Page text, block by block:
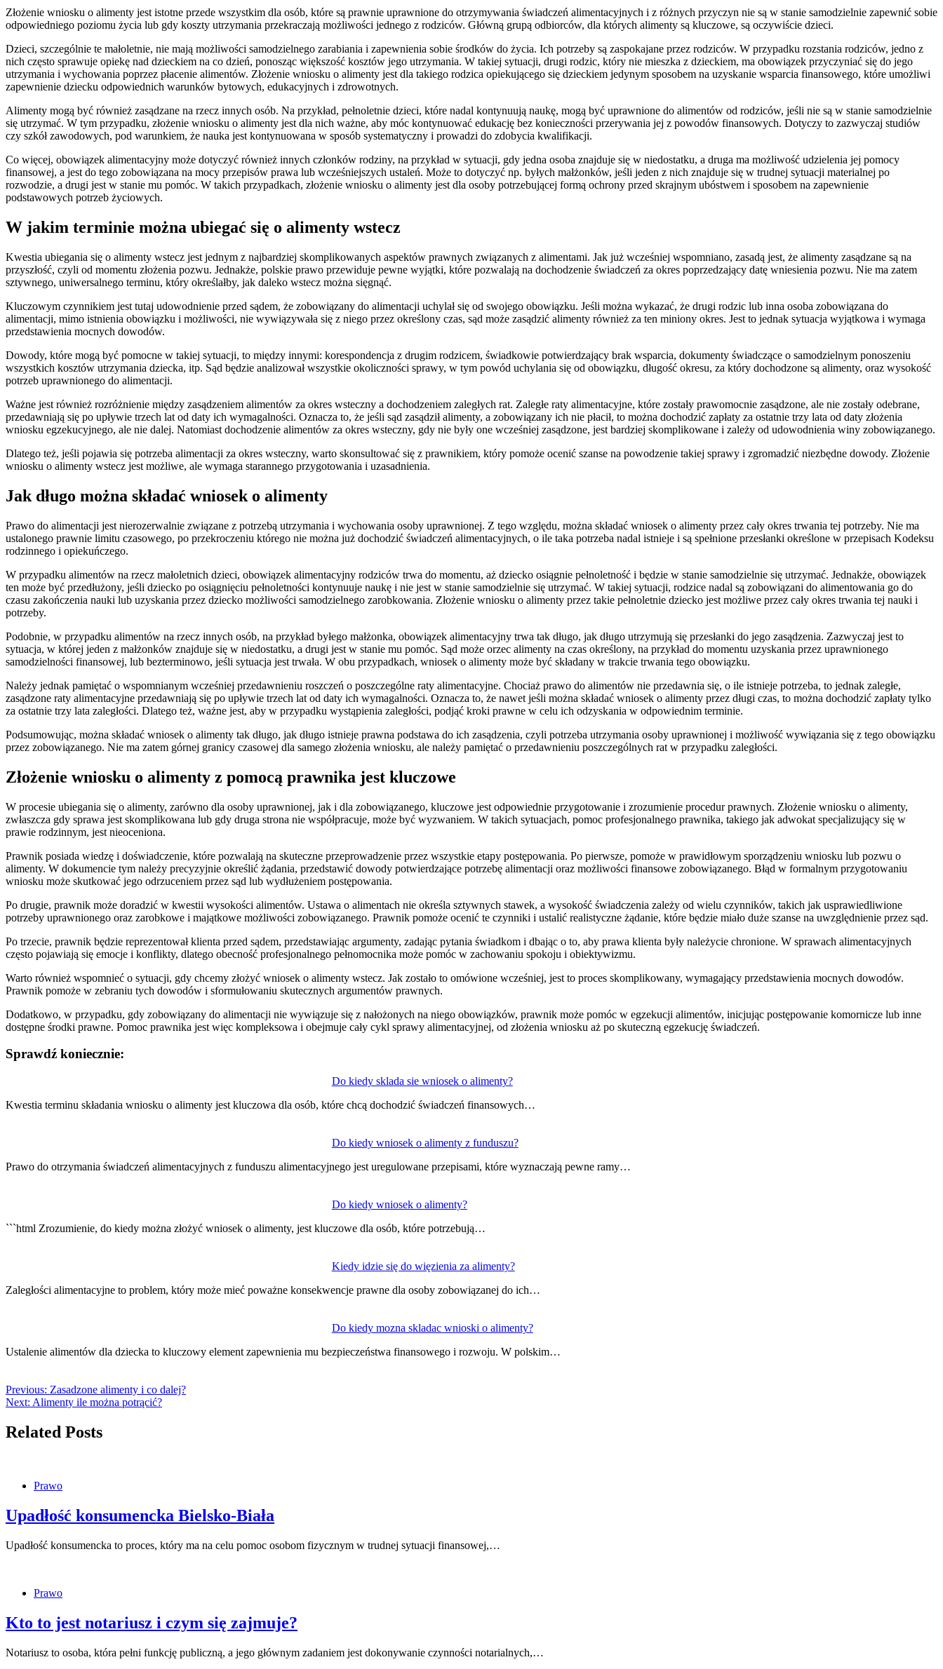
Złożenie wniosku o alimenty jest istotne przede wszystkim dla osób, które są prawnie uprawnione do otrzymywania świadczeń alimentacyjnych i z różnych przyczyn nie są w stanie samodzielnie zapewnić sobie
odpowiedniego poziomu życia lub gdy koszty utrzymania przekraczają możliwości jednego z rodziców. Główną grupą odbiorców, dla których alimenty są kluczowe, są oczywiście dzieci.
Dzieci, szczególnie te małoletnie, nie mają możliwości samodzielnego zarabiania i zapewnienia sobie środków do życia. Ich potrzeby są zaspokajane przez rodziców. W przypadku rozstania rodziców, jedno z
nich często sprawuje opiekę nad dzieckiem na co dzień, ponosząc większość kosztów jego utrzymania. W takiej sytuacji, drugi rodzic, który nie mieszka z dzieckiem, ma obowiązek przyczyniać się do jego
utrzymania i wychowania poprzez płacenie alimentów. Złożenie wniosku o alimenty jest dla takiego rodzica opiekującego się dzieckiem jedynym sposobem na uzyskanie wsparcia finansowego, które umożliwi
zapewnienie dziecku odpowiednich warunków bytowych, edukacyjnych i zdrowotnych.
Alimenty mogą być również zasądzane na rzecz innych osób. Na przykład, pełnoletnie dzieci, które nadal kontynuują naukę, mogą być uprawnione do alimentów od rodziców, jeśli nie są w stanie samodzielnie
się utrzymać. W tym przypadku, złożenie wniosku o alimenty jest dla nich ważne, aby móc kontynuować edukację bez konieczności przerywania jej z powodów finansowych. Dotyczy to zazwyczaj studiów
czy szkół zawodowych, pod warunkiem, że nauka jest kontynuowana w sposób systematyczny i prowadzi do zdobycia kwalifikacji.
Co więcej, obowiązek alimentacyjny może dotyczyć również innych członków rodziny, na przykład w sytuacji, gdy jedna osoba znajduje się w niedostatku, a druga ma możliwość udzielenia jej pomocy
finansowej, a jest do tego zobowiązana na mocy przepisów prawa lub wcześniejszych ustaleń. Może to dotyczyć np. byłych małżonków, jeśli jeden z nich znajduje się w trudnej sytuacji materialnej po
rozwodzie, a drugi jest w stanie mu pomóc. W takich przypadkach, złożenie wniosku o alimenty jest dla osoby potrzebującej formą ochrony przed skrajnym ubóstwem i sposobem na zapewnienie
podstawowych potrzeb życiowych.
W jakim terminie można ubiegać się o alimenty wstecz
Kwestia ubiegania się o alimenty wstecz jest jednym z najbardziej skomplikowanych aspektów prawnych związanych z alimentami. Jak już wcześniej wspomniano, zasadą jest, że alimenty zasądzane są na
przyszłość, czyli od momentu złożenia pozwu. Jednakże, polskie prawo przewiduje pewne wyjątki, które pozwalają na dochodzenie świadczeń za okres poprzedzający datę wniesienia pozwu. Nie ma zatem
sztywnego, uniwersalnego terminu, który określałby, jak daleko wstecz można sięgnąć.
Kluczowym czynnikiem jest tutaj udowodnienie przed sądem, że zobowiązany do alimentacji uchylał się od swojego obowiązku. Jeśli można wykazać, że drugi rodzic lub inna osoba zobowiązana do
alimentacji, mimo istnienia obowiązku i możliwości, nie wywiązywała się z niego przez określony czas, sąd może zasądzić alimenty również za ten miniony okres. Jest to jednak sytuacja wyjątkowa i wymaga
przedstawienia mocnych dowodów.
Dowody, które mogą być pomocne w takiej sytuacji, to między innymi: korespondencja z drugim rodzicem, świadkowie potwierdzający brak wsparcia, dokumenty świadczące o samodzielnym ponoszeniu
wszystkich kosztów utrzymania dziecka, itp. Sąd będzie analizował wszystkie okoliczności sprawy, w tym powód uchylania się od obowiązku, długość okresu, za który dochodzone są alimenty, oraz wysokość
potrzeb uprawnionego do alimentacji.
Ważne jest również rozróżnienie między zasądzeniem alimentów za okres wsteczny a dochodzeniem zaległych rat. Zaległe raty alimentacyjne, które zostały prawomocnie zasądzone, ale nie zostały odebrane,
przedawniają się po upływie trzech lat od daty ich wymagalności. Oznacza to, że jeśli sąd zasądził alimenty, a zobowiązany ich nie płacił, to można dochodzić zapłaty za ostatnie trzy lata od daty złożenia
wniosku egzekucyjnego, ale nie dalej. Natomiast dochodzenie alimentów za okres wsteczny, gdy nie były one wcześniej zasądzone, jest bardziej skomplikowane i zależy od udowodnienia winy zobowiązanego.
Dlatego też, jeśli pojawia się potrzeba alimentacji za okres wsteczny, warto skonsultować się z prawnikiem, który pomoże ocenić szanse na powodzenie takiej sprawy i zgromadzić niezbędne dowody. Złożenie
wniosku o alimenty wstecz jest możliwe, ale wymaga starannego przygotowania i uzasadnienia.
Jak długo można składać wniosek o alimenty
Prawo do alimentacji jest nierozerwalnie związane z potrzebą utrzymania i wychowania osoby uprawnionej. Z tego względu, można składać wniosek o alimenty przez cały okres trwania tej potrzeby. Nie ma
ustalonego prawnie limitu czasowego, po przekroczeniu którego nie można już dochodzić świadczeń alimentacyjnych, o ile taka potrzeba nadal istnieje i są spełnione przesłanki określone w przepisach Kodeksu
rodzinnego i opiekuńczego.
W przypadku alimentów na rzecz małoletnich dzieci, obowiązek alimentacyjny rodziców trwa do momentu, aż dziecko osiągnie pełnoletność i będzie w stanie samodzielnie się utrzymać. Jednakże, obowiązek
ten może być przedłużony, jeśli dziecko po osiągnięciu pełnoletności kontynuuje naukę i nie jest w stanie samodzielnie się utrzymać. W takiej sytuacji, rodzice nadal są zobowiązani do alimentowania go do
czasu zakończenia nauki lub uzyskania przez dziecko możliwości samodzielnego zarobkowania. Złożenie wniosku o alimenty przez takie pełnoletnie dziecko jest możliwe przez cały okres trwania tej nauki i
potrzeby.
Podobnie, w przypadku alimentów na rzecz innych osób, na przykład byłego małżonka, obowiązek alimentacyjny trwa tak długo, jak długo utrzymują się przesłanki do jego zasądzenia. Zazwyczaj jest to
sytuacja, w której jeden z małżonków znajduje się w niedostatku, a drugi jest w stanie mu pomóc. Sąd może orzec alimenty na czas określony, na przykład do momentu uzyskania przez uprawnionego
samodzielności finansowej, lub bezterminowo, jeśli sytuacja jest trwała. W obu przypadkach, wniosek o alimenty może być składany w trakcie trwania tego obowiązku.
Należy jednak pamiętać o wspomnianym wcześniej przedawnieniu roszczeń o poszczególne raty alimentacyjne. Chociaż prawo do alimentów nie przedawnia się, o ile istnieje potrzeba, to jednak zaległe,
zasądzone raty alimentacyjne przedawniają się po upływie trzech lat od daty ich wymagalności. Oznacza to, że nawet jeśli można składać wniosek o alimenty przez długi czas, to można dochodzić zapłaty tylko
za ostatnie trzy lata zaległości. Dlatego też, ważne jest, aby w przypadku wystąpienia zaległości, podjąć kroki prawne w celu ich odzyskania w odpowiednim terminie.
Podsumowując, można składać wniosek o alimenty tak długo, jak długo istnieje prawna podstawa do ich zasądzenia, czyli potrzeba utrzymania osoby uprawnionej i możliwość wywiązania się z tego obowiązku
przez zobowiązanego. Nie ma zatem górnej granicy czasowej dla samego złożenia wniosku, ale należy pamiętać o przedawnieniu poszczególnych rat w przypadku zaległości.
Złożenie wniosku o alimenty z pomocą prawnika jest kluczowe
W procesie ubiegania się o alimenty, zarówno dla osoby uprawnionej, jak i dla zobowiązanego, kluczowe jest odpowiednie przygotowanie i zrozumienie procedur prawnych. Złożenie wniosku o alimenty,
zwłaszcza gdy sprawa jest skomplikowana lub gdy druga strona nie współpracuje, może być wyzwaniem. W takich sytuacjach, pomoc profesjonalnego prawnika, takiego jak adwokat specjalizujący się w
prawie rodzinnym, jest nieoceniona.
Prawnik posiada wiedzę i doświadczenie, które pozwalają na skuteczne przeprowadzenie przez wszystkie etapy postępowania. Po pierwsze, pomoże w prawidłowym sporządzeniu wniosku lub pozwu o
alimenty. W dokumencie tym należy precyzyjnie określić żądania, przedstawić dowody potwierdzające potrzebę alimentacji oraz możliwości finansowe zobowiązanego. Błąd w formalnym przygotowaniu
wniosku może skutkować jego odrzuceniem przez sąd lub wydłużeniem postępowania.
Po drugie, prawnik może doradzić w kwestii wysokości alimentów. Ustawa o alimentach nie określa sztywnych stawek, a wysokość świadczenia zależy od wielu czynników, takich jak usprawiedliwione
potrzeby uprawnionego oraz zarobkowe i majątkowe możliwości zobowiązanego. Prawnik pomoże ocenić te czynniki i ustalić realistyczne żądanie, które będzie miało duże szanse na uwzględnienie przez sąd.
Po trzecie, prawnik będzie reprezentował klienta przed sądem, przedstawiając argumenty, zadając pytania świadkom i dbając o to, aby prawa klienta były należycie chronione. W sprawach alimentacyjnych
często pojawiają się emocje i konflikty, dlatego obecność profesjonalnego pełnomocnika może pomóc w zachowaniu spokoju i obiektywizmu.
Warto również wspomnieć o sytuacji, gdy chcemy złożyć wniosek o alimenty wstecz. Jak zostało to omówione wcześniej, jest to proces skomplikowany, wymagający przedstawienia mocnych dowodów.
Prawnik pomoże w zebraniu tych dowodów i sformułowaniu skutecznych argumentów prawnych.
Dodatkowo, w przypadku, gdy zobowiązany do alimentacji nie wywiązuje się z nałożonych na niego obowiązków, prawnik może pomóc w egzekucji alimentów, inicjując postępowanie komornicze lub inne
dostępne środki prawne. Pomoc prawnika jest więc kompleksowa i obejmuje cały cykl sprawy alimentacyjnej, od złożenia wniosku aż po skuteczną egzekucję świadczeń.
Sprawdź koniecznie:
Do kiedy sklada sie wniosek o alimenty?
Kwestia terminu składania wniosku o alimenty jest kluczowa dla osób, które chcą dochodzić świadczeń finansowych…
Do kiedy wniosek o alimenty z funduszu?
Prawo do otrzymania świadczeń alimentacyjnych z funduszu alimentacyjnego jest uregulowane przepisami, które wyznaczają pewne ramy…
Do kiedy wniosek o alimenty?
```html Zrozumienie, do kiedy można złożyć wniosek o alimenty, jest kluczowe dla osób, które potrzebują…
Kiedy idzie się do więzienia za alimenty?
Zaległości alimentacyjne to problem, który może mieć poważne konsekwencje prawne dla osoby zobowiązanej do ich…
Do kiedy mozna skladac wnioski o alimenty?
Ustalenie alimentów dla dziecka to kluczowy element zapewnienia mu bezpieczeństwa finansowego i rozwoju. W polskim…
wpisu
Previous: Zasadzone alimenty i co dalej?
Next: Alimenty ile można potrącić?
Related Posts
Prawo
Upadłość konsumencka Bielsko-Biała
Upadłość konsumencka to proces, który ma na celu pomoc osobom fizycznym w trudnej sytuacji finansowej,…
Prawo
Kto to jest notariusz i czym się zajmuje?
Notariusz to osoba, która pełni funkcję publiczną, a jego głównym zadaniem jest dokonywanie czynności notarialnych,…